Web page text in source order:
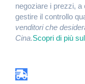
negoziare i prezzi, a
gestire il controllo
venditori che
Cina.Scopri di più